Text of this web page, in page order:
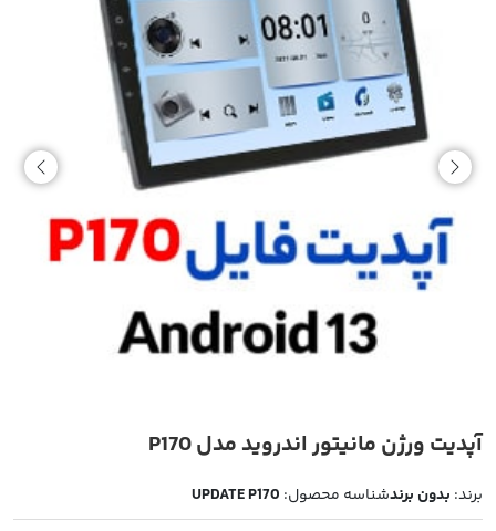
آپدیت ورژن مانیتور اندروید مدل P170
برند: بدون برندشناسه محصول: UPDATE P170